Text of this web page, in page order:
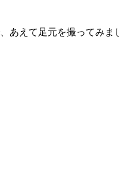
あえて足元を撮ってみま